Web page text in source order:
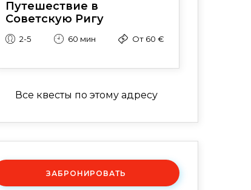
Путешествие в
Советскую Ригу
2-5 60 мин От 60 €
Все квесты по этому адресу
ЗАБРОНИРОВАТЬ